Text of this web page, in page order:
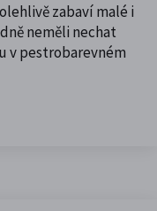
zabaví malé i
neměli nechat
v pestrobarevném